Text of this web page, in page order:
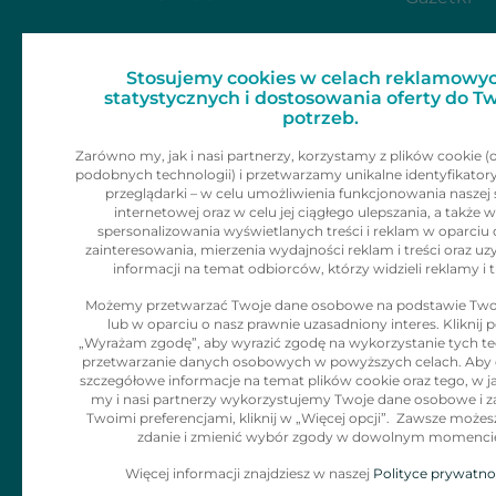
Stosujemy cookies w celach
statystycznych i dostosowania oferty do
potrzeb.
Zarówno my, jak i nasi partnerzy, korzystamy z plików cookie
podobnych technologii) i przetwarzamy unikalne
przeglądarki – w celu umożliwienia funkcjonowania naszej
internetowej oraz w celu jej ciągłego ulepszania, a także
spersonalizowania wyświetlanych treści i reklam w oparciu
zainteresowania, mierzenia wydajności reklam i treści oraz
informacji na temat odbiorców, którzy widzieli reklamy i
Możemy przetwarzać Twoje dane osobowe na podstawie
lub w oparciu o nasz prawnie uzasadniony interes. Kliknij
„Wyrażam zgodę”, aby wyrazić zgodę na wykorzystanie tych
przetwarzanie danych osobowych w powyższych celach.
szczegółowe informacje na temat plików cookie oraz tego, w
my i nasi partnerzy wykorzystujemy Twoje dane osobowe i
Twoimi preferencjami, kliknij w „Więcej opcji”. Zawsze
zdanie i zmienić wybór zgody w dowolnym
Więcej informacji znajdziesz w naszej Polityce
Kariera
Kontakt
Informacje dla
klienta
Polityka Cookies
Klauzula
Informacyjna dla
adresatów
korespodencji
Zgłaszanie